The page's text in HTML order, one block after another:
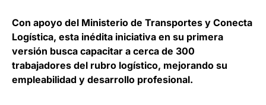
Con apoyo del Ministerio de Transportes y Conecta
Logística, esta inédita iniciativa en su primera
versión busca capacitar a cerca de 300
trabajadores del rubro logístico, mejorando su
empleabilidad y desarrollo profesional.